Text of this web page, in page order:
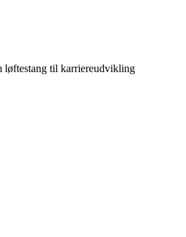
løftestang til karriereudvikling